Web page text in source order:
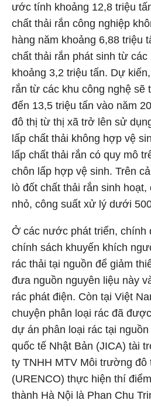
ước tính khoảng 12,8 triệu
chất thải rắn công nghiệp
hàng năm khoảng 6,88 triệu
chất thải rắn phát sinh từ các
khoảng 3,2 triệu tấn. Dự
rắn từ các khu công nghệ sẽ
đến 13,5 triệu tấn vào năm
đô thị từ thị xã trở lên sử
lấp chất thải không hợp vệ
lấp chất thải rắn có quy mô
chôn lấp hợp vệ sinh. Trên
lò đốt chất thải rắn sinh
nhỏ, công suất xử lý dưới
Ở các nước phát triển, chính
chính sách khuyến khích
rác thải tại nguồn để giảm
đưa nguồn nguyên liệu này
rác phát điện. Còn tại Việt
chuyện phân loại rác đã
dự án phân loại rác tại
quốc tế Nhật Bản (JICA) tài
ty TNHH MTV Môi trường đô
(URENCO) thực hiện thí
thành Hà Nội là Phan Chu